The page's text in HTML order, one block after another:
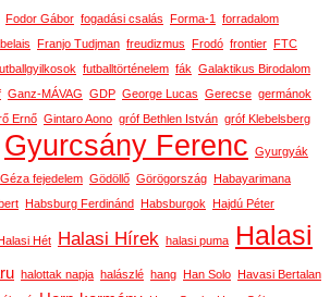
Fodor Gábor fogadási csalás Forma-1
forradalom
Franjo Tudjman freudizmus Frodó frontier FTC
futballtörténelem fák Galaktikus Birodalom
Ganz-MÁVAG GDP George Lucas Gerecse germánok
Ernő Gintaro Aono gróf Bethlen István gróf Klebelsberg
Gyurcsány Ferenc Gyurgyák
Géza fejedelem Gödöllő Görögország
Habayarimana
Habsburg Ferdinánd Habsburgok Hajdú Péter
Halasi Hét Halasi Hírek halasi puma
Halasi
halottak napja halászlé hang Han Solo
Havasi Bertalan